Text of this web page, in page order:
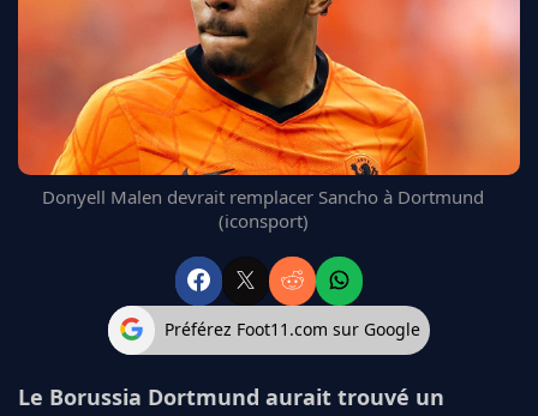
L'AVIS DE LA RÉDAC'
Donyell Malen devrait remplacer Sancho à Dortmund
(iconsport)
Préférez Foot11.com sur Google
Le Borussia Dortmund aurait trouvé un